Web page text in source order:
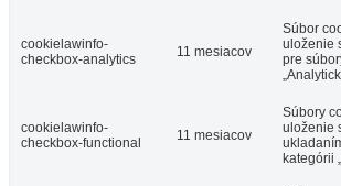
cookielawinfo-
checkbox-analytics
11 mesiacov
Súbor
uloženie
pre
cookielawinfo-
checkbox-functional
11 mesiacov
Súbory
uloženie
kategórii